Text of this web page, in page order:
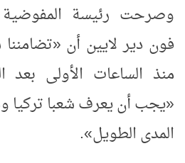
وصرحت رئيسة المفوضية
فون دير لايين أن
منذ الساعات الأولى بعد
«يجب أن يعرف شعبا تركيا
المدى الطويل».